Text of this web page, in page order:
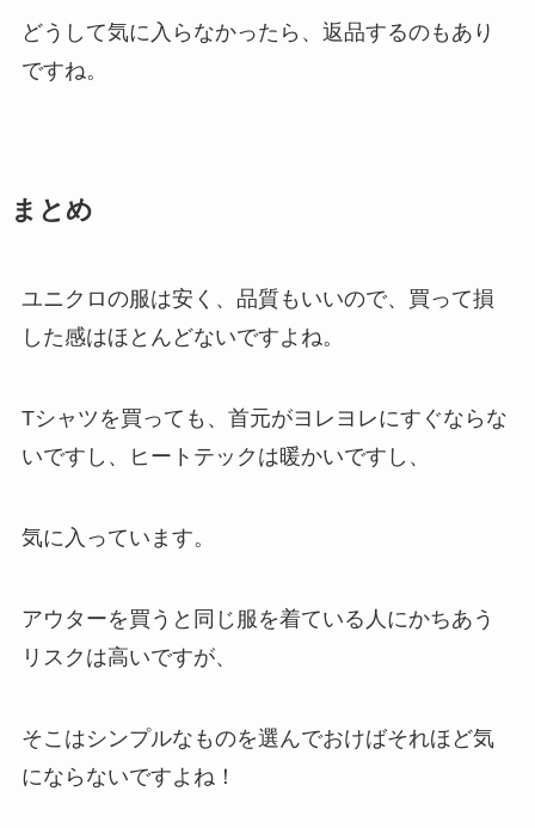
どうして気に入らなかったら、返品するのもあり
ですね。
まとめ
ユニクロの服は安く、品質もいいので、買って損
した感はほとんどないですよね。
Tシャツを買っても、首元がヨレヨレにすぐならな
いですし、ヒートテックは暖かいですし、
気に入っています。
アウターを買うと同じ服を着ている人にかちあう
リスクは高いですが、
そこはシンプルなものを選んでおけばそれほど気
にならないですよね！